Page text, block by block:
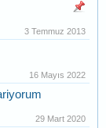
3 Temmuz 2013
16 Mayıs 2022
29 Mart 2020